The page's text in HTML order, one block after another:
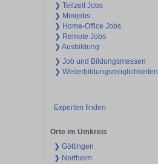
❯ Teilzeit Jobs
❯ Minijobs
❯ Home-Office Jobs
❯ Remote Jobs
❯ Ausbildung
❯ Job und Bildungsmessen
❯ Weiterbildungsmöglichkeiten
Experten finden
Orte im Umkreis
❯ Göttingen
❯ Northeim